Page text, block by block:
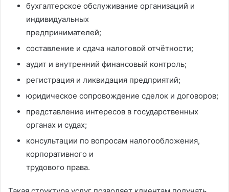
бухгалтерское обслуживание организаций и
индивидуальных
предпринимателей;
составление и сдача налоговой отчётности;
аудит и внутренний финансовый контроль;
регистрация и ликвидация предприятий;
юридическое сопровождение сделок и договоров;
представление интересов в государственных
органах и судах;
консультации по вопросам налогообложения,
корпоративного и
трудового права.